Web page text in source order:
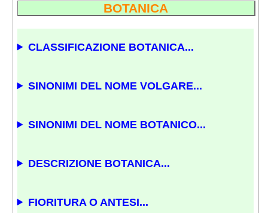
BOTANICA
CLASSIFICAZIONE BOTANICA...
SINONIMI DEL NOME VOLGARE...
SINONIMI DEL NOME BOTANICO...
DESCRIZIONE BOTANICA...
FIORITURA O ANTESI...